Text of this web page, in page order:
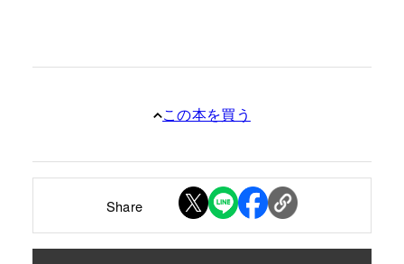
この本を買う
Share